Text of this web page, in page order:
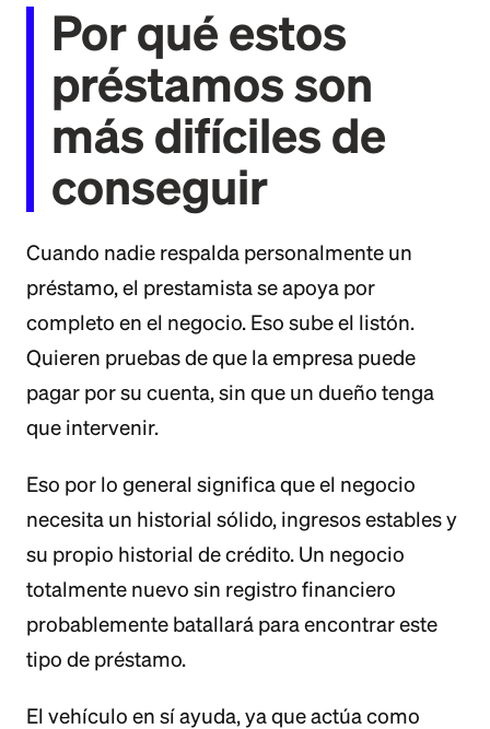
Por qué estos
préstamos son
más difíciles de
conseguir
Cuando nadie respalda personalmente un
préstamo, el prestamista se apoya por
completo en el negocio. Eso sube el listón.
Quieren pruebas de que la empresa puede
pagar por su cuenta, sin que un dueño tenga
que intervenir.
Eso por lo general significa que el negocio
necesita un historial sólido, ingresos estables y
su propio historial de crédito. Un negocio
totalmente nuevo sin registro financiero
probablemente batallará para encontrar este
tipo de préstamo.
El vehículo en sí ayuda, ya que actúa como